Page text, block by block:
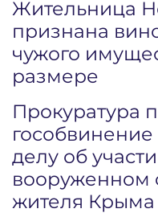
Жительница
признана
чужого
размере
Прокуратура
делу об
вооруженном
жителя Крыма